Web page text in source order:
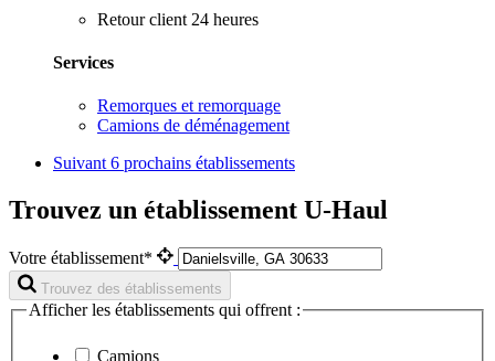
Retour client 24 heures
Services
Remorques et remorquage
Camions de déménagement
Suivant 6 prochains établissements
Trouvez un établissement U-Haul
Votre établissement*
Trouvez des établissements
Afficher les établissements qui offrent :
Camions